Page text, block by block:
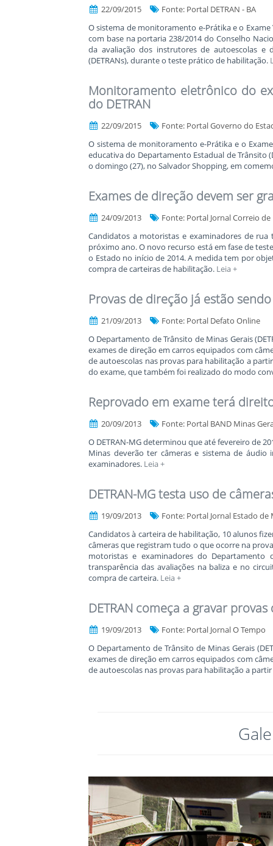
22/09/2015
Fonte: Portal DETRAN - BA
O sistema de monitoramento e-Prátika e o
com base na portaria 238/2014 do Conselho
da avaliação dos instrutores de autoescolas e
(DETRANs), durante o teste prático de habilitação.
Monitoramento eletrônico do
do DETRAN
22/09/2015
Fonte: Portal Governo do
O sistema de monitoramento e-Prátika e o
educativa do Departamento Estadual de Trânsito
o domingo (27), no Salvador Shopping, em
Exames de direção devem ser
24/09/2013
Fonte: Portal Jornal Correio
Candidatos a motoristas e examinadores de
próximo ano. O novo recurso está em fase de
o Estado no início de 2014. A medida tem por
compra de carteiras de habilitação. Leia +
Provas de direção já estão
21/09/2013
Fonte: Portal Defato Online
O Departamento de Trânsito de Minas Gerais
exames de direção em carros equipados com
de autoescolas nas provas para habilitação a
do exame, que também foi realizado do modo
Reprovado em exame terá
20/09/2013
Fonte: Portal BAND Minas
O DETRAN-MG determinou que até fevereiro de
Minas deverão ter câmeras e sistema de áudio
examinadores. Leia +
DETRAN-MG testa uso de
19/09/2013
Fonte: Portal Jornal Estado de
Candidatos à carteira de habilitação, 10 alunos
câmeras que registram tudo o que ocorre na
motoristas e examinadores do Departamento
transparência das avaliações na baliza e no
compra de carteira. Leia +
DETRAN começa a gravar
19/09/2013
Fonte: Portal Jornal O Tempo
O Departamento de Trânsito de Minas Gerais
exames de direção em carros equipados com
de autoescolas nas provas para habilitação a